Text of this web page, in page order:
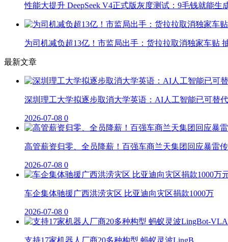
性能大提升 DeepSeek V4正式版灰度测试：9毛钱就能生
为司机减负超13亿！市监局出手：货拉拉取消独家车贴
最新文章
深圳理工大学拟逐步取消大学英语：AI人工智能已可替代
2026-07-08 0
高管薪资归零、全员降薪！百强车商兰天集团回应暴雷
2026-07-08 0
车企集体驰援广西洪涝灾区 比亚迪向灾区捐款1000万
2026-07-08 0
支持17家机器人厂商20多种构型 蚂蚁灵波LingB